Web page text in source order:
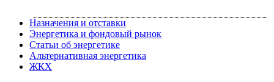
Назначения и отставки
Энергетика и фондовый рынок
Статьи об энергетике
Альтернативная энергетика
ЖКХ